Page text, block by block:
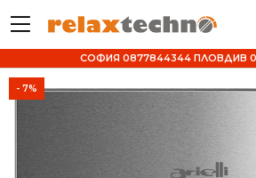
СОФИЯ 0877844344 ПЛОВДИВ
- 7%